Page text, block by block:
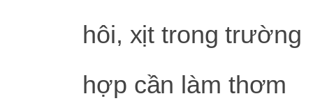
hôi, xịt trong trường
hợp cần làm thơm